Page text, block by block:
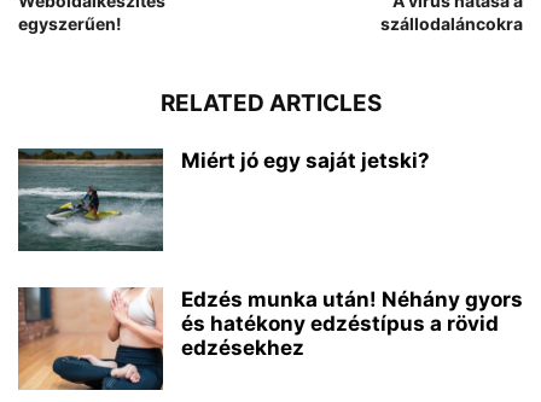
egyszerűen!
szállodaláncokra
RELATED ARTICLES
Miért jó egy saját jetski?
Edzés munka után! Néhány gyors
és hatékony edzéstípus a rövid
edzésekhez